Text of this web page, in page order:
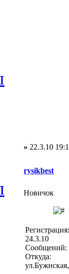
» 22.3.10
rysikbest
Новичок
Регистрация:
24.3.10
Сообщений:
Откуда: